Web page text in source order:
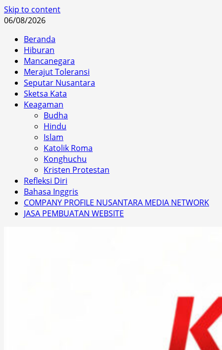
Skip to content
06/08/2026
Beranda
Hiburan
Mancanegara
Merajut Toleransi
Seputar Nusantara
Sketsa Kata
Keagaman
Budha
Hindu
Islam
Katolik Roma
Konghuchu
Kristen Protestan
Refleksi Diri
Bahasa Inggris
COMPANY PROFILE NUSANTARA MEDIA NETWORK
JASA PEMBUATAN WEBSITE